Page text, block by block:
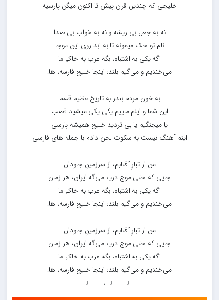
خلیجی که چندین قرن پیش تا اکنون میگن پارسیه
نه به جعل بی ریشه و نه به خواب بی صدا
نام تو حک میمونه تا به ابد روی این موجا
اگه یکی به اشتباه، بگه عرب به خاکِ ما
می‌خندیم و می‌گیم بلند: اینجا خلیج فارسه، ها!
به خون مردم بندر به تاریخ عظیم قسم
این شما و اینم ماییم یکی یکی میشید قصب
یا میجنگیم یا بی تردید خلیج همیشه پارسی
اینم آهنگ نیست به سکوت لحن دادم با جمله های فارسی
من از تبارِ آفتابم، از سرزمینِ جاودان
جایی که حتی موج دریا، می‌گه ایران، هر زمان
اگه یکی به اشتباه، بگه عرب به خاکِ ما
می‌خندیم و می‌گیم بلند: اینجا خلیج فارسه، ها!
من از تبارِ آفتابم، از سرزمینِ جاودان
جایی که حتی موج دریا، می‌گه ایران، هر زمان
اگه یکی به اشتباه، بگه عرب به خاکِ ما
می‌خندیم و می‌گیم بلند: اینجا خلیج فارسه، ها!
|——♩—–♩♩——♩——|